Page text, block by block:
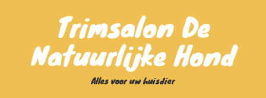
Trimsalon De
Natuurlijke Hond
Alles voor uw huisdier